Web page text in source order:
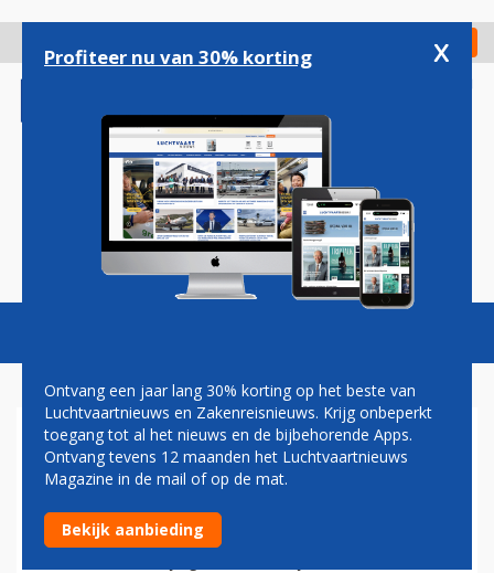
gaan
Check in
Magazine Podcasts Vacatures
MICHIEL DE NEEF: UPGRADE
1 december 2009
Profiteer nu van 30% korting x
Ontvang een jaar lang 30% korting op het beste van
Luchtvaartnieuws en Zakenreisnieuws. Krijg onbeperkt
toegang tot al het nieuws en de bijbehorende Apps.
Ontvang tevens 12 maanden het Luchtvaartnieuws
Magazine in de mail of op de mat.
Bekijk aanbieding